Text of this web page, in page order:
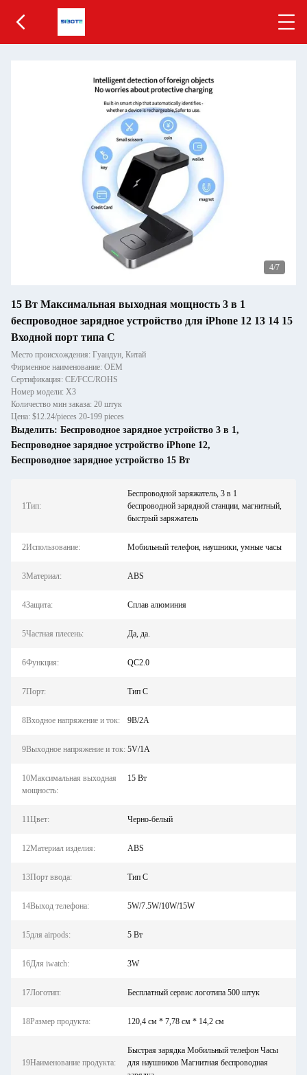
5/7
15 Вт Максимальная выходная мощность 3 в 1
беспроводное зарядное устройство для iPhone 12 13 14 15
Входной порт типа С
Место происхождения: Гуандун, Китай
Фирменное наименование: OEM
Сертификация: CE/FCC/ROHS
Номер модели: X3
Количество мин заказа: 20 штук
Цена: $12.24/pieces 20-199 pieces
Выделить: Беспроводное зарядное устройство 3 в 1,
Беспроводное зарядное устройство iPhone 12,
Беспроводное зарядное устройство 15 Вт
1Тип:
Беспроводной заряжатель, 3 в 1
беспроводной зарядной станции, магнитный,
быстрый заряжатель
2Использование: Мобильный телефон, наушники, умные часы
3Материал: ABS
4Защита: Сплав алюминия
5Частная плесень: Да, да.
6Функция: QC2.0
7Порт: Тип С
8Входное напряжение и ток: 9В/2А
9Выходное напряжение и ток: 5V/1A
10Максимальная выходная
мощность:
15 Вт
11Цвет: Черно-белый
12Материал изделия: ABS
13Порт ввода: Тип С
14Выход телефона: 5W/7.5W/10W/15W
15для airpods: 5 Вт
16Для iwatch: 3W
17Логотип: Бесплатный сервис логотипа 500 штук
18Размер продукта: 120,4 см * 7,78 см * 14,2 см
19Наименование продукта:
Быстрая зарядка Мобильный телефон Часы
для наушников Магнитная беспроводная